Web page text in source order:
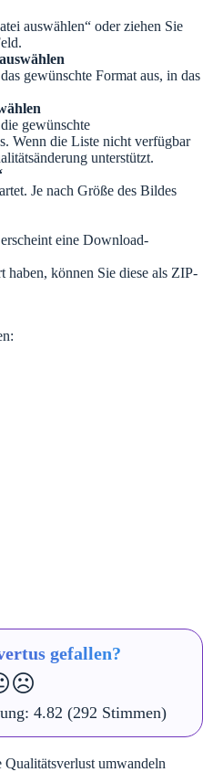
auswählen“ oder ziehen Sie
gewünschte Format aus, in das
gewünschte
Wenn die Liste nicht verfügbar
unterstützt.
Je nach Größe des Bildes
eine Download-
haben, können Sie diese als ZIP-
gefallen?
☹️
4.82 (292 Stimmen)
umwandeln